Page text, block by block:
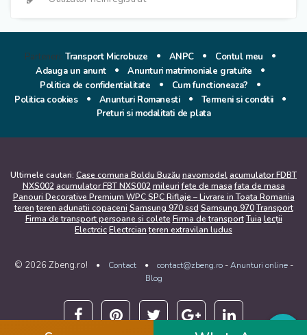
Parteneri:Transport Microbuze ANPC
Contul meu
Adauga un anunt
Anunturi matrimoniale gratuite
Politica de confidentialitate
Cum functioneaza?
Politica cookies
Anunturi Romanesti
Termeni si conditii
Preturi si modalitati de plata
Ultimele cautari: Case comuna Boldu Buzău navomodelacumulator FDBT
NXS002 acumulator FBT NXS002 mileuri fete de masa fata de masa
Panouri Decorative Premium WPC SPC Riflaje – Livrare in Toata Romania
teren teren adunatii copaceni Samsung 970 ssd Samsung 970Transport
Firma de transport persoane si colete Firma de transportTuia lecții
ElectrcicElectrcian teren extravilan ludus
© 2026 Zbeng.ro! Contact contact@zbeng.ro-Anunturi online-
Blog